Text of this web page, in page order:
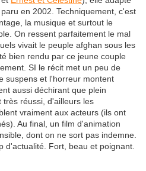
en 2002. Techniquement, c'est
la musique et surtout le
On ressent parfaitement le mal
vivait le peuple afghan sous les
bien rendu par ce jeune couple
SI le récit met un peu de
suspens et l'horreur montent
aussi déchirant que plein
très réussi, d'ailleurs les
vraiment aux acteurs (ils ont
Au final, un film d'animation
dont on ne sort pas indemne.
d'actualité. Fort, beau et poignant.